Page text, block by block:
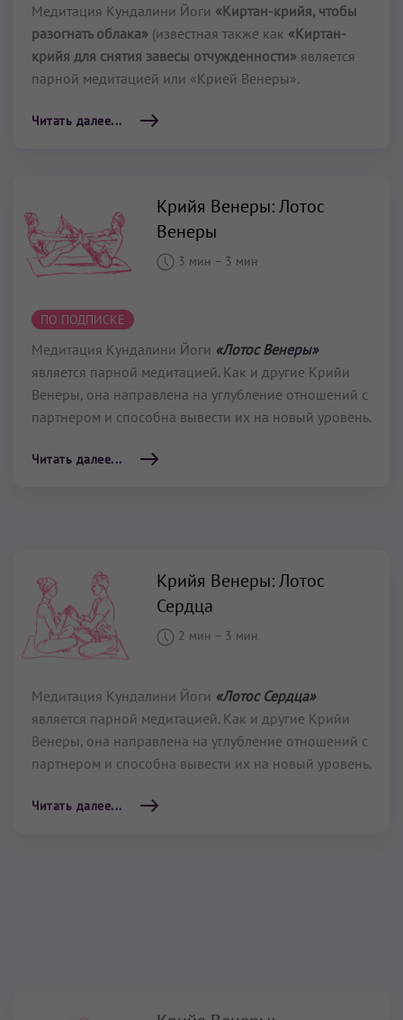
Медитация Кундалини Йоги «Киртан-крийя, чтобы
разогнать облака» (известная также как «Киртан-
крийя для снятия завесы отчужденности» является
парной медитацией или «Крией Венеры».
Читать далее...
Крийя Венеры: Лотос
Венеры
3 мин – 3 мин
ПО ПОДПИСКЕ
Медитация Кундалини Йоги «Лотос Венеры»
является парной медитацией. Как и другие Крийи
Венеры, она направлена на углубление отношений с
партнером и способна вывести их на новый уровень.
Читать далее...
Сердца
2 мин
Медитация Кундалини Йоги
Венеры, она направлена на углубление отношений с
партнером и способна вывести их на новый уровень.
Читать далее...